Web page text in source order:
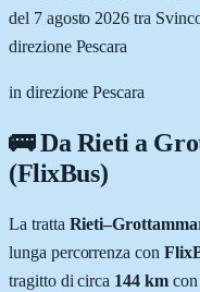
del 7 agosto 2026 tra
direzione Pescara
in direzione Pescara
🚌 DaRietia
(FlixBus)
La tratta Rieti–
lunga percorrenza con
tragitto di circa 144 kmcon